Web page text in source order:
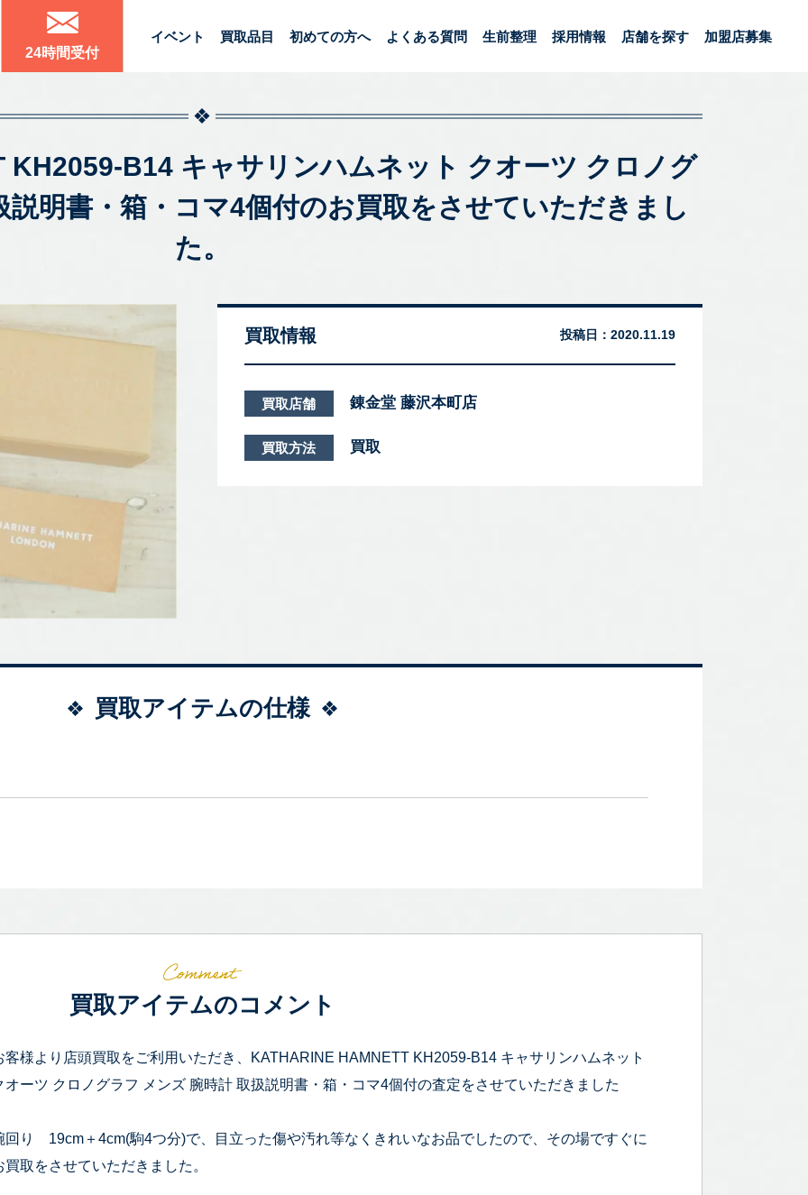
24時間受付
イベント 買取品目 初めての方へ よくある質問 生前整理 採用情報 店舗を探す 加盟店募集
KH2059-B14 キャサリンハムネット クオーツ クロノグ
明書・箱・コマ4個付のお買取をさせていただきまし
た。
買取情報 投稿日： 2020.11.19
買取店舗 錬金堂 藤沢本町店
買取方法 買取
買取アイテムの仕様
買取アイテムのコメント
客様より店頭買取をご利用いただき、KATHARINE HAMNETT KH2059-B14 キャサリンハムネット
オーツ クロノグラフ メンズ 腕時計 取扱説明書・箱・コマ4個付の査定をさせていただきました
回り 19cm＋4cm(駒4つ分)で、目立った傷や汚れ等なくきれいなお品でしたので、その場ですぐに
買取をさせていただきました。